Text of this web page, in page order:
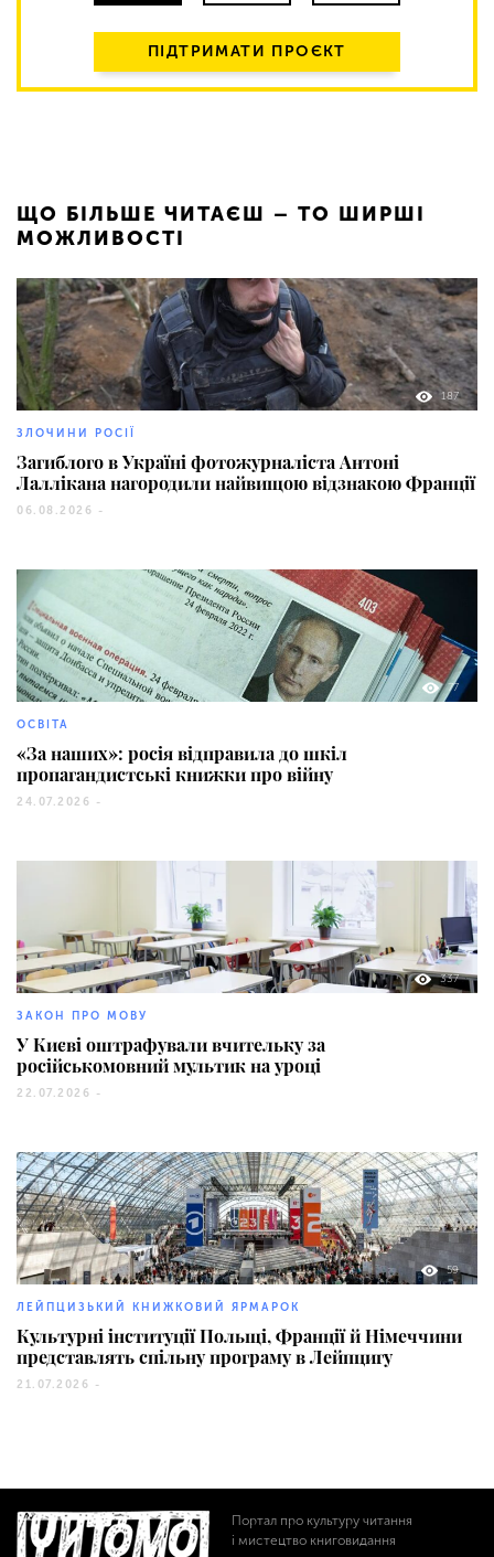
ПІДТРИМАТИ ПРОЄКТ
ЩО БІЛЬШЕ ЧИТАЄШ – ТО ШИРШІ
МОЖЛИВОСТІ
187
ЗЛОЧИНИ РОСІЇ
Загиблого в Україні фотожурналіста Антоні
Лаллікана нагородили найвищою відзнакою Франції
06.08.2026 -
77
ОСВІТА
«За наших»: росія відправила до шкіл
пропагандистські книжки про війну
24.07.2026 -
337
ЗАКОН ПРО МОВУ
У Києві оштрафували вчительку за
російськомовний мультик на уроці
22.07.2026 -
59
ЛЕЙПЦИЗЬКИЙ КНИЖКОВИЙ ЯРМАРОК
Культурні інституції Польщі, Франції й Німеччини
представлять спільну програму в Лейпцигу
21.07.2026 -
Портал про культуру читання
і мистецтво книговидання